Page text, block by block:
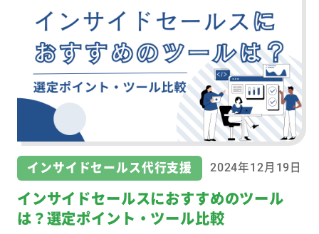
インサイドセールス代行支援 2024年12月19日
インサイドセールスにおすすめのツール
は？選定ポイント・ツール比較